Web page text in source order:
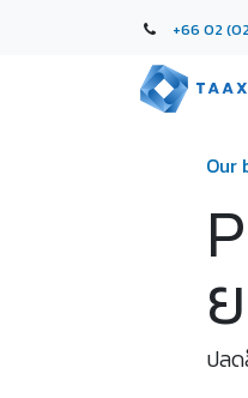
+66 02
Our
ปลด